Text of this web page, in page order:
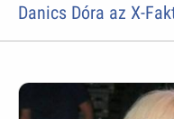
Danics Dóra az X-